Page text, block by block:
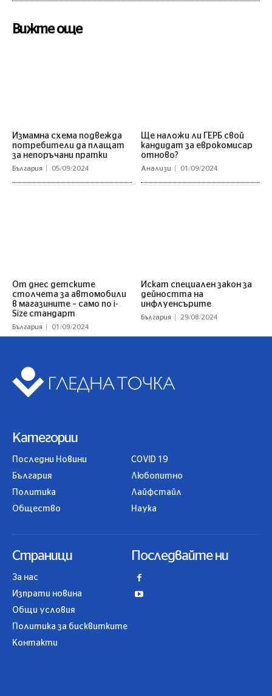
Вижте още
Измамна схема подвежда
потребители да плащат
за непоръчани пратки
България 05/09/2024
Ще наложи ли ГЕРБ свой
кандидат за еврокомисар
отново?
Анализи 01/09/2024
От днес детските
столчета за автомобили
в магазините – само по i-
Size стандарт
България 01/09/2024
Искат специален закон за
дейността на
инфлуенсърите
България 29/08/2024
Категории
Последни Новини
България
Политика
Общество
COVID 19
Любопитно
Лайфстайл
Наука
Страници
За нас
Изпрати новина
Общи условия
Политика за бисквитките
Контакти
Последвайте ни